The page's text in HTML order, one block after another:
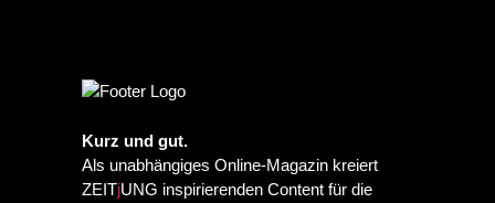
Kurz und gut.
Als unabhängiges Online-Magazin kreiert
ZEITjUNG inspirierenden Content für die